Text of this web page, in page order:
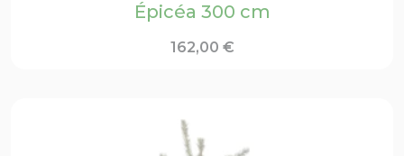
Épicéa 300 cm
162,00 €